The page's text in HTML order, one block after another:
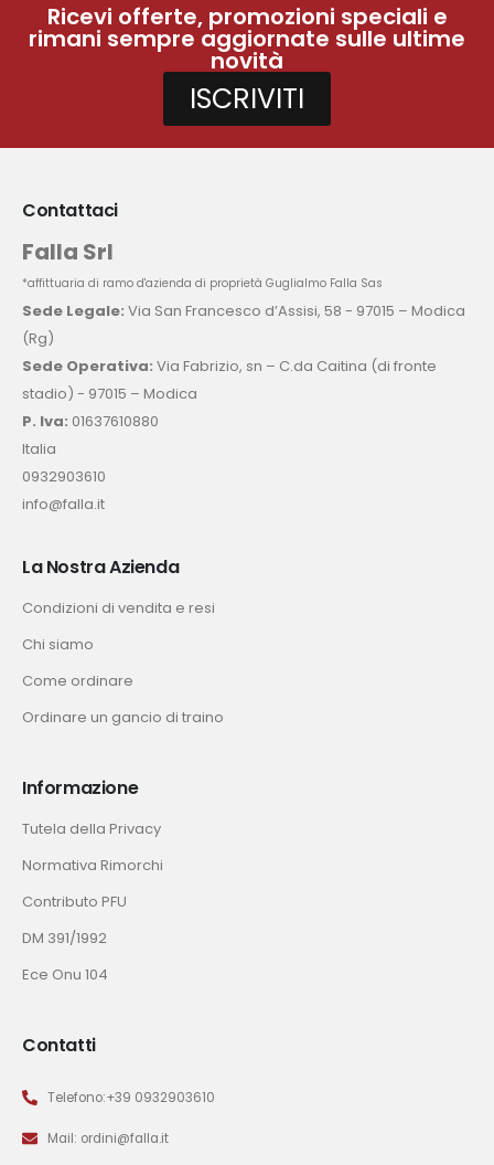
Ricevi offerte, promozioni speciali e
rimani sempre aggiornate sulle ultime
novità
ISCRIVITI
Contattaci
Falla Srl
*affittuaria di ramo d'azienda di proprietà Guglialmo Falla Sas
Sede Legale: Via San Francesco d’Assisi, 58 - 97015 – Modica
(Rg)
Sede Operativa: Via Fabrizio, sn – C.da Caitina (di fronte
stadio) - 97015 – Modica
P. Iva: 01637610880
Italia
0932903610
info@falla.it
La Nostra Azienda
Condizioni di vendita e resi
Chi siamo
Come ordinare
Ordinare un gancio di traino
Informazione
Tutela della Privacy
Normativa Rimorchi
Contributo PFU
DM 391/1992
Ece Onu 104
Contatti
Telefono:+39 0932903610
Mail: ordini@falla.it